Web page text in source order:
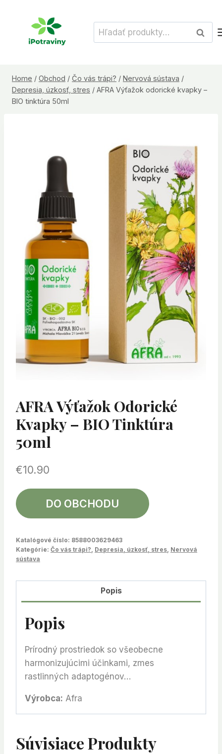
Hľadať:
Home / Obchod / Čo vás trápi? / Nervová sústava /
Depresia, úzkosť, stres / AFRA Výťažok odorické kvapky –
BIO tinktúra 50ml
AFRA Výťažok Odorické
Kvapky – BIO Tinktúra
50ml
€10.90
DO OBCHODU
Katalógové číslo: 8588003629463
Kategórie: Čo vás trápi?, Depresia, úzkosť, stres, Nervová
sústava
Popis
Popis
Prírodný prostriedok so všeobecne
harmonizujúcimi účinkami, zmes
rastlinných adaptogénov…
Výrobca: Afra
Súvisiace Produkty